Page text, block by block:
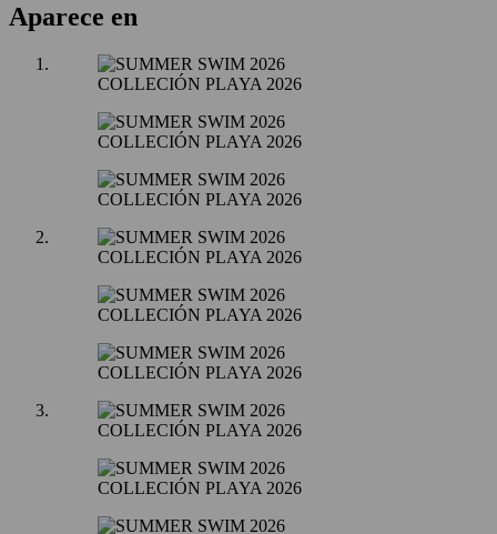
Aparece en
COLLECIÓN PLAYA 2026
COLLECIÓN PLAYA 2026
COLLECIÓN PLAYA 2026
COLLECIÓN PLAYA 2026
COLLECIÓN PLAYA 2026
COLLECIÓN PLAYA 2026
COLLECIÓN PLAYA 2026
COLLECIÓN PLAYA 2026